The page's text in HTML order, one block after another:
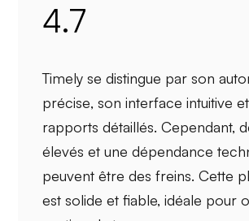
4.7
Timely se distingue par son
précise, son interface intuitive
rapports détaillés. Cependant,
élevés et une dépendance
peuvent être des freins. Cette
est solide et fiable, idéale pour